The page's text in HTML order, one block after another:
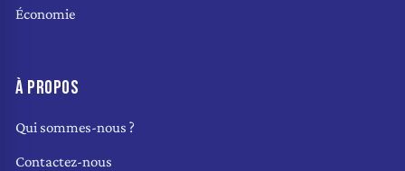
Économie
À PROPOS
Qui sommes-nous ?
Contactez-nous